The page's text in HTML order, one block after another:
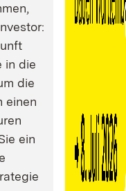
in die
die
einen
ein